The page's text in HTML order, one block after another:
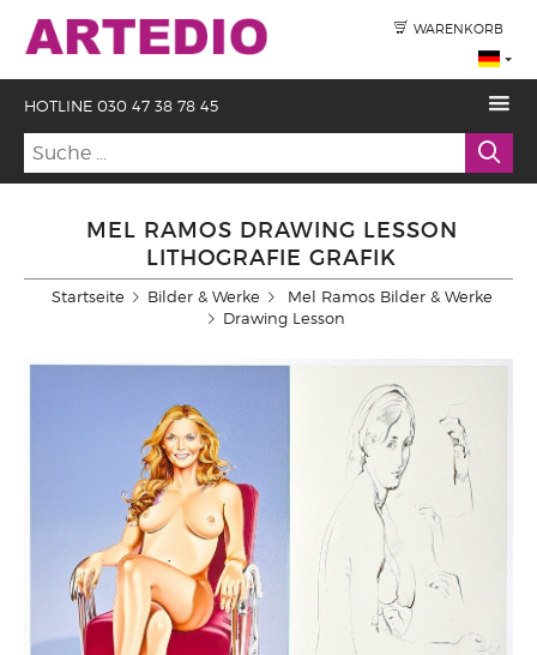
WARENKORB
HOTLINE 030 47 38 78 45
MEL RAMOS DRAWING LESSON
LITHOGRAFIE GRAFIK
Startseite Bilder & Werke
Mel Ramos Bilder & Werke
Drawing Lesson